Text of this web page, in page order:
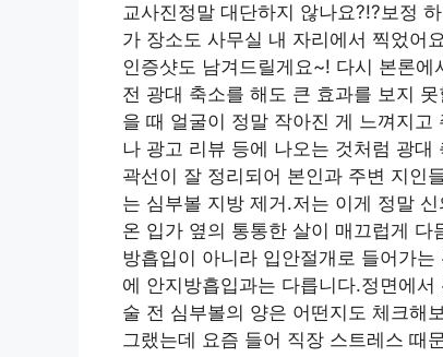
교사진정말 대단하지 않나요?!?보정
가 장소도 사무실 내 자리에서 찍었어
인증샷도 남겨드릴게요~! 다시 본론
전 광대 축소를 해도 큰 효과를 보지
을 때 얼굴이 정말 작아진 게 느껴지
나 광고 리뷰 등에 나오는 것처럼 광
곽선이 잘 정리되어 본인과 주변 지인
는 심부볼 지방 제거.저는 이게 정말
온 입가 옆의 통통한 살이 매끄럽게
방흡입이 아니라 입안절개로 들어가
에 안지방흡입과는 다릅니다.정면에
술 전 심부볼의 양은 어떤지도 체크해
그랬는데 요즘 들어 직장 스트레스 때